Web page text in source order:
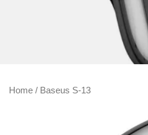
Home / Baseus S-13